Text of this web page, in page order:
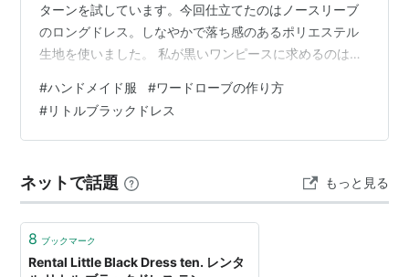
ターンを試しています。今回仕立てたのはノースリーブ
のロングドレス。しなやかで落ち感のあるポリエステル
生地を使いました。 私が黒いワンピースに求めるのは、
カジュアルなアイテムと合わせて日常着として着られる
こと。なにを着よう？と迷ったとき、困った時「これが
あって良かった！」と安心できる一枚が欲しいのです～
とができたのでしょうか？自問自答したところ、70点く
らいかな。 手作りのリトルブラックドレス、…
#ハンドメイド服 #ワードローブの作り方
#リトルブラックドレス
ネットで話題 もっと見る
8 ブックマーク
Rental Little Black Dress ten. レンタ